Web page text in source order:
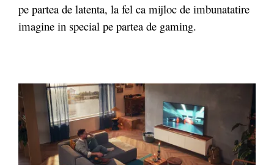
pe partea de latenta, la fel ca mijloc de imbunatatire
imagine in special pe partea de gaming.